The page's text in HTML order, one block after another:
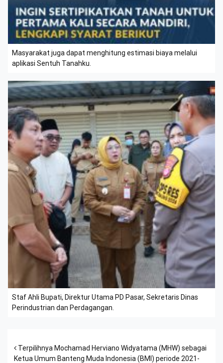
Masyarakat juga dapat menghitung estimasi biaya melalui
aplikasi Sentuh Tanahku.
Staf Ahli Bupati, Direktur Utama PD Pasar, Sekretaris Dinas
Perindustrian dan Perdagangan.
Post navigation
Terpilihnya Mochamad Herviano Widyatama (MHW) sebagai
Ketua Umum Banteng Muda Indonesia (BMI) periode 2021-